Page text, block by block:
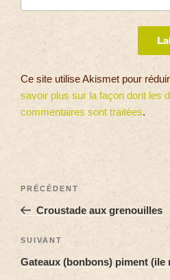
Ce site utilise Akismet pour
savoir plus sur la façon dont les
commentaires sont traitées.
PRÉCÉDENT
Croustade aux grenouilles
SUIVANT
Gateaux (bonbons) piment (ile